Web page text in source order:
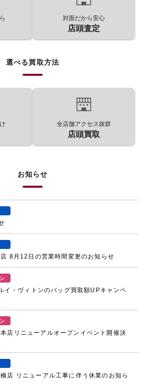
対面だから安心
店頭査定
選べる買取方法
全店舗アクセス抜群
店頭買取
お知らせ
8月12日の営業時間変更のお知らせ
イ・ヴィトンのバッグ買取額UPキャンペ
店リニューアルオープンイベント開催決
店 リニューアル工事に伴う休業のお知ら